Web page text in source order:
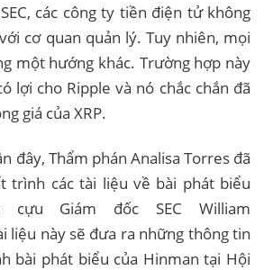
các công ty tiền điện tử không
cơ quan quản lý. Tuy nhiên, mọi
một hướng khác. Trường hợp này
lợi cho Ripple và nó chắc chắn đã
giá của XRP.
đây, Thẩm phán Analisa Torres đã
trình các tài liệu về bài phát biểu
cựu Giám đốc SEC William
liệu này sẽ đưa ra những thông tin
bài phát biểu của Hinman tại Hội